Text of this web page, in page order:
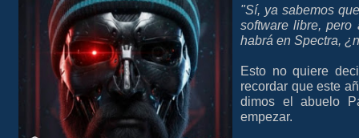
"Sí, ya sabemos
software libre,
habrá en Spectra,
Esto no quiere
recordar que este
dimos el abuelo
empezar.